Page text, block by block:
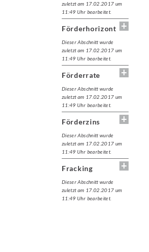
zuletzt am 17.02.2017 um
11:49 Uhr bearbeitet.
Förderhorizont
Dieser Abschnitt wurde
zuletzt am 17.02.2017 um
11:49 Uhr bearbeitet.
Förderrate
Dieser Abschnitt wurde
zuletzt am 17.02.2017 um
11:49 Uhr bearbeitet.
Förderzins
Dieser Abschnitt wurde
zuletzt am 17.02.2017 um
11:49 Uhr bearbeitet.
Fracking
Dieser Abschnitt wurde
zuletzt am 17.02.2017 um
11:49 Uhr bearbeitet.